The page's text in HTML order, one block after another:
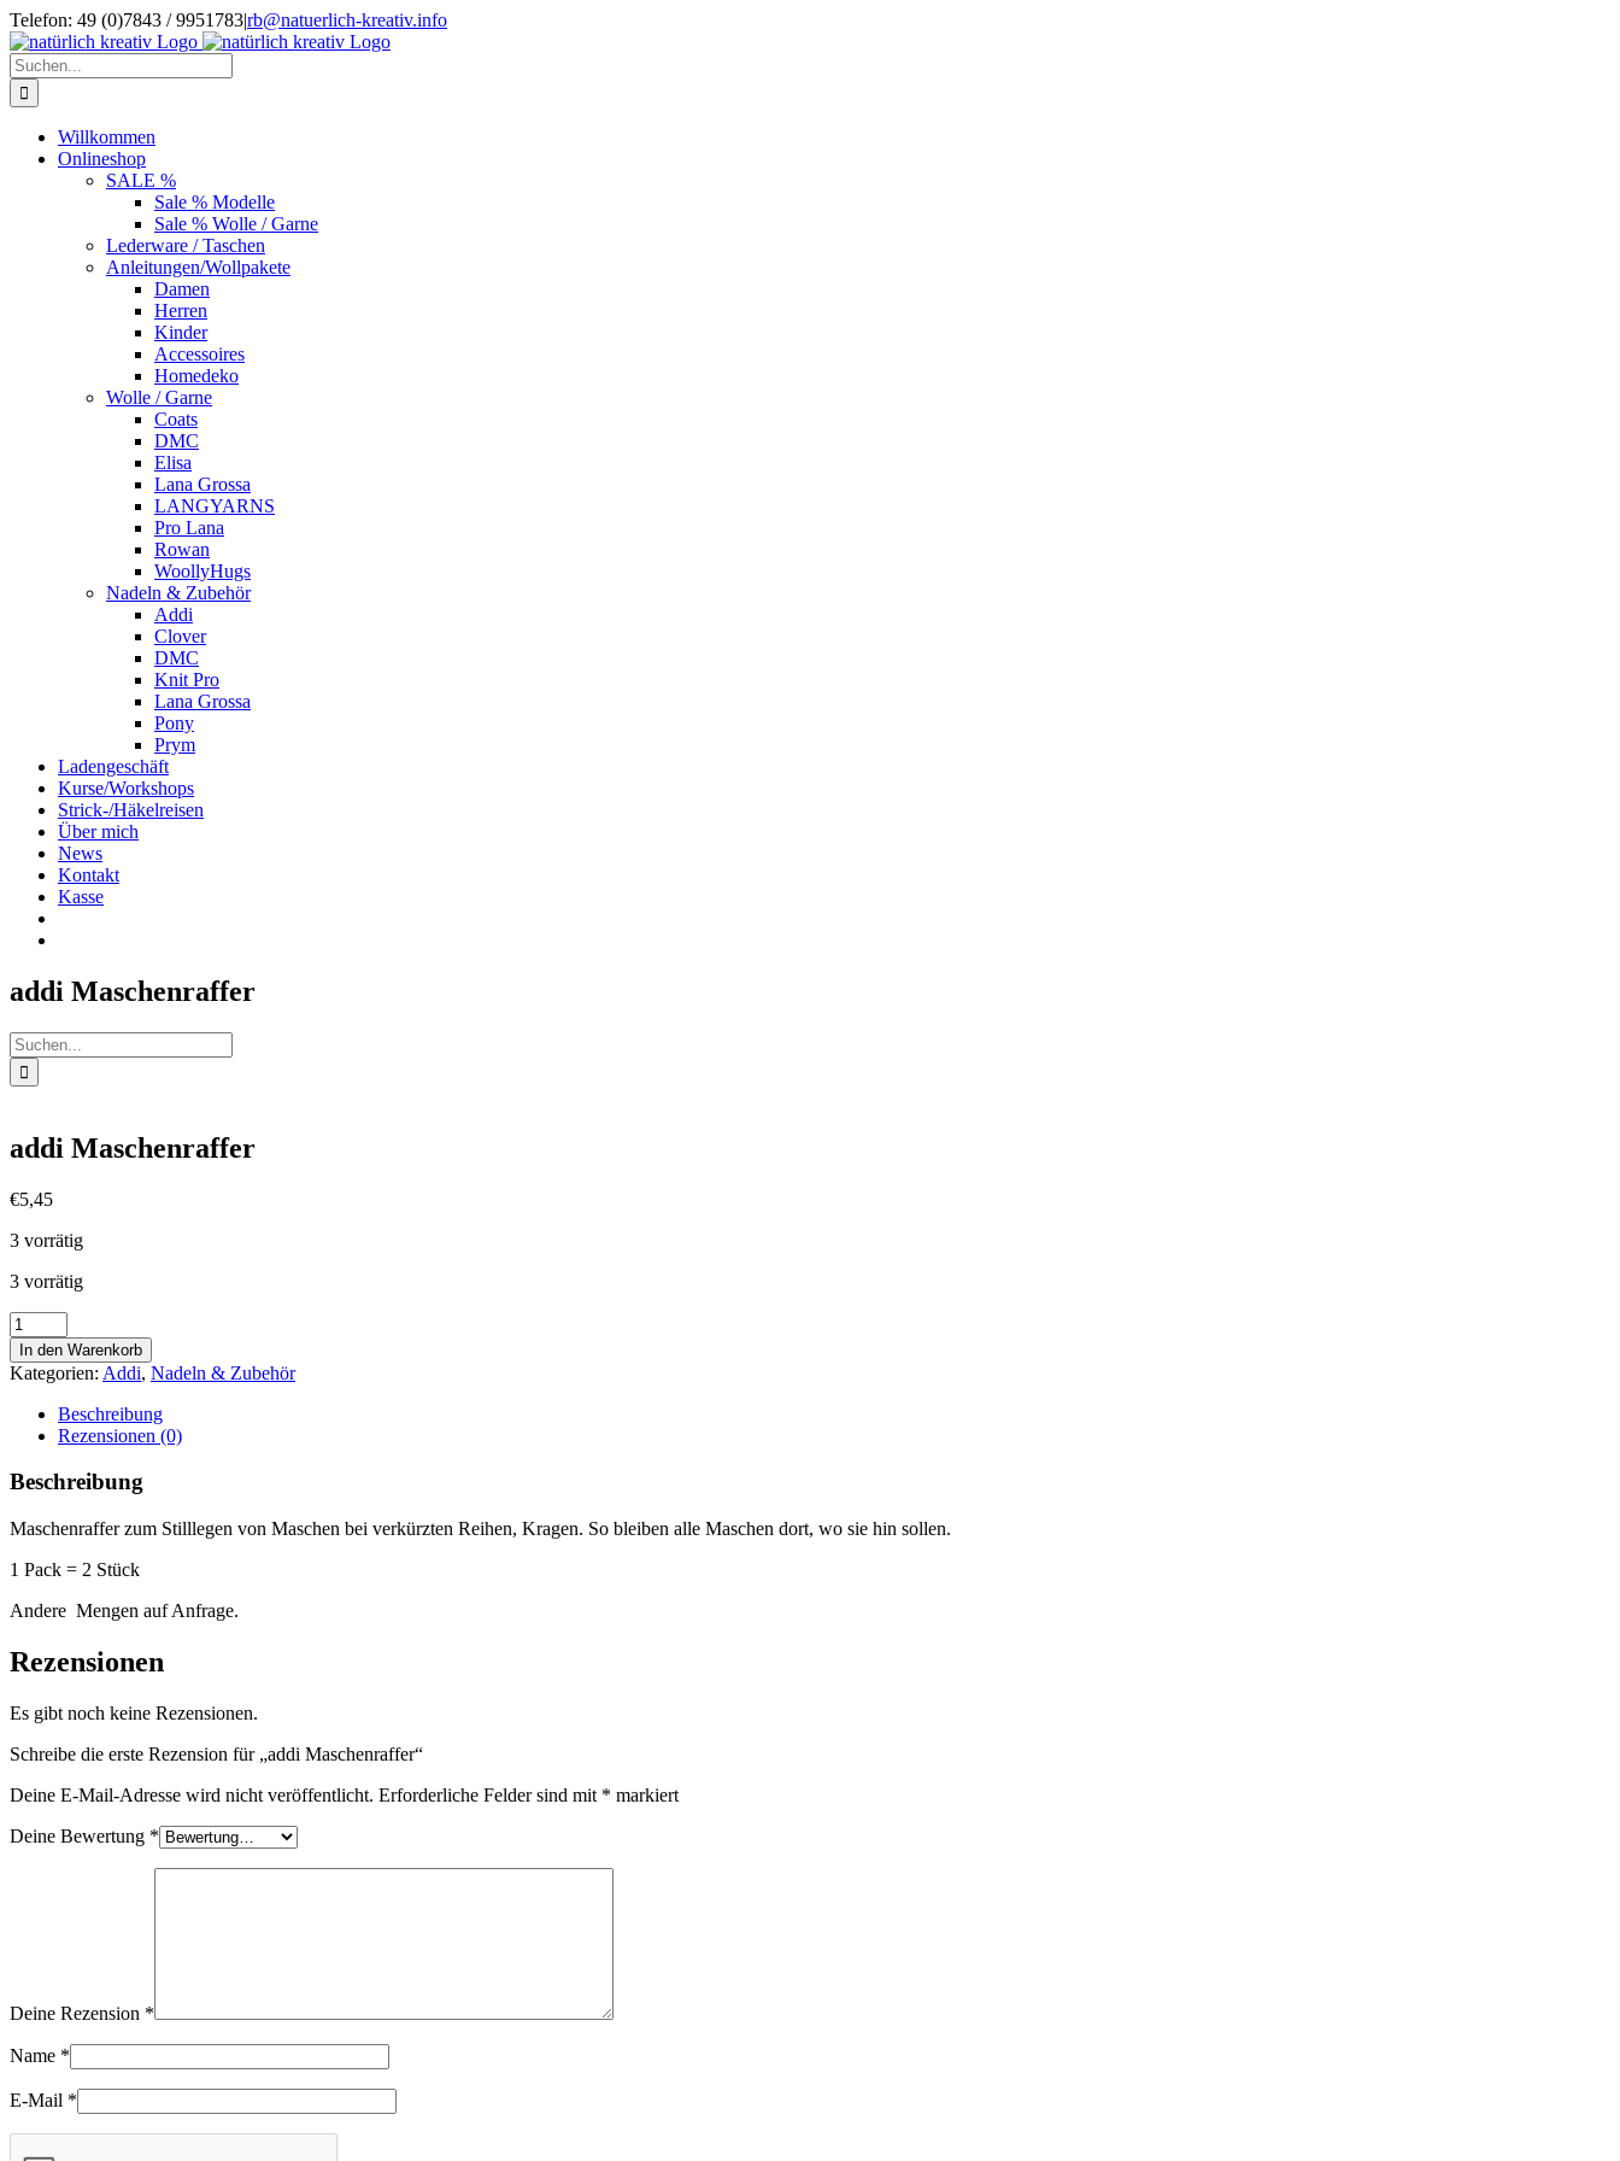
Zum
Inhalt
springen
Telefon: 49 (0)7843 / 9951783|rb@natuerlich-kreativ.info
Suche
nach:
Willkommen
Onlineshop
SALE %
Sale % Modelle
Sale % Wolle / Garne
Lederware / Taschen
Anleitungen/Wollpakete
Damen
Herren
Kinder
Accessoires
Homedeko
Wolle / Garne
Coats
DMC
Elisa
Lana Grossa
LANGYARNS
Pro Lana
Rowan
WoollyHugs
Nadeln & Zubehör
Addi
Clover
DMC
Knit Pro
Lana Grossa
Pony
Prym
Ladengeschäft
Kurse/Workshops
Strick-/Häkelreisen
Über mich
News
Kontakt
Kasse
addi Maschenraffer
Suche
nach:
addi Maschenraffer
€5,45
3 vorrätig
3 vorrätig
addi
Maschenraffer
Menge
In den Warenkorb
Kategorien: Addi, Nadeln & Zubehör
Beschreibung
Rezensionen (0)
Beschreibung
Maschenraffer zum Stilllegen von Maschen bei verkürzten Reihen, Kragen. So bleiben alle Maschen dort, wo sie hin sollen.
1 Pack = 2 Stück
Andere Mengen auf Anfrage.
Rezensionen
Es gibt noch keine Rezensionen.
Schreibe die erste Rezension für „addi Maschenraffer“
Deine E-Mail-Adresse wird nicht veröffentlicht. Erforderliche Felder sind mit * markiert
Deine Bewertung *
Deine Rezension *
Name *
E-Mail *